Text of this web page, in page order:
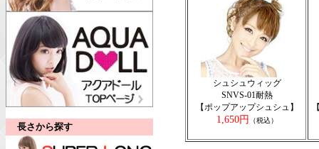
長さから探す
シュシュウィッグ
SNVS-01耐熱
【ポップアップシュシュ】
1,650円 （税込）